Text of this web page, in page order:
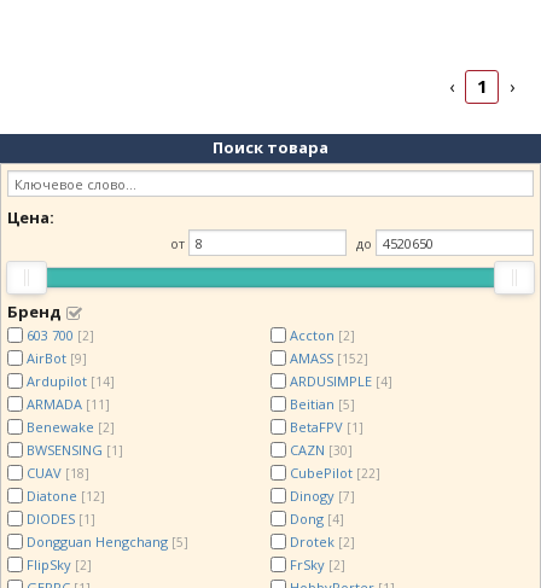
‹ 1 ›
Поиск товара
Цена:
от до
Бренд
603 700 [2] Accton [2]
AirBot [9] AMASS [152]
Ardupilot [14] ARDUSIMPLE [4]
ARMADA [11] Beitian [5]
Benewake [2] BetaFPV [1]
BWSENSING [1] CAZN [30]
CUAV [18] CubePilot [22]
Diatone [12] Dinogy [7]
DIODES [1] Dong [4]
Dongguan Hengchang [5] Drotek [2]
FlipSky [2] FrSky [2]